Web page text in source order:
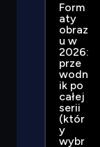
Form
aty
obraz
u w
2026:
prze
wodn
ik po
całej
serii
(któr
y
wybr